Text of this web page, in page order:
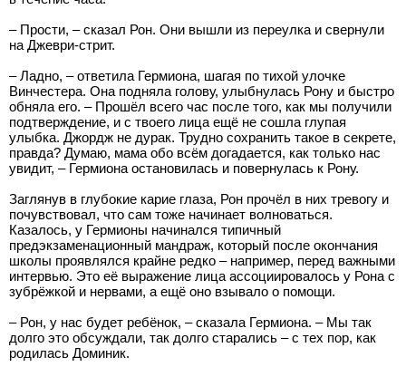
– Прости, – сказал Рон. Они вышли из переулка и свернули
на Джеври-стрит.
– Ладно, – ответила Гермиона, шагая по тихой улочке
Винчестера. Она подняла голову, улыбнулась Рону и быстро
обняла его. – Прошёл всего час после того, как мы получили
подтверждение, и с твоего лица ещё не сошла глупая
улыбка. Джордж не дурак. Трудно сохранить такое в секрете,
правда? Думаю, мама обо всём догадается, как только нас
увидит, – Гермиона остановилась и повернулась к Рону.
Заглянув в глубокие карие глаза, Рон прочёл в них тревогу и
почувствовал, что сам тоже начинает волноваться.
Казалось, у Гермионы начинался типичный
предэкзаменационный мандраж, который после окончания
школы проявлялся крайне редко – например, перед важными
интервью. Это её выражение лица ассоциировалось у Рона с
зубрёжкой и нервами, а ещё оно взывало о помощи.
– Рон, у нас будет ребёнок, – сказала Гермиона. – Мы так
долго это обсуждали, так долго старались – с тех пор, как
родилась Доминик.